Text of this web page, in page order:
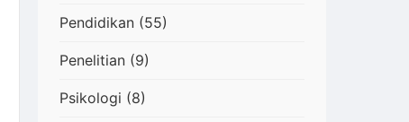
Pendidikan (55)
Penelitian (9)
Psikologi (8)